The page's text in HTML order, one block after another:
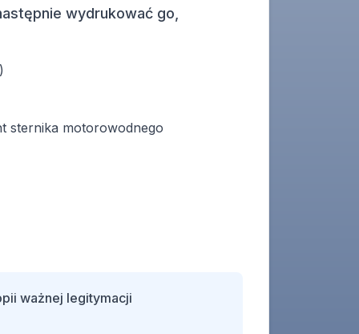
wydrukować go,
sternika motorowodnego
ważnej legitymacji